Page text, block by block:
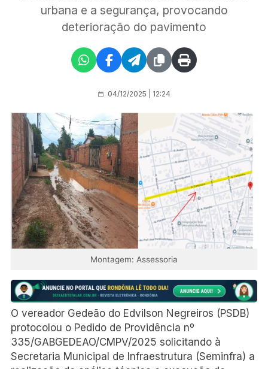
urbana e a segurança, provocando
deterioração do pavimento
04/12/2025 | 12:24
Montagem: Assessoria
O vereador Gedeão do Edvilson Negreiros (PSDB)
protocolou o Pedido de Providência nº
335/GABGEDEAO/CMPV/2025 solicitando à
Secretaria Municipal de Infraestrutura (Seminfra) a